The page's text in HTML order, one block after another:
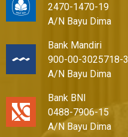
2470-1470-19
A/N Bayu Dima
Bank Mandiri
900-00-3025718-3
A/N Bayu Dima
Bank BNI
0488-7906-15
A/N Bayu Dima